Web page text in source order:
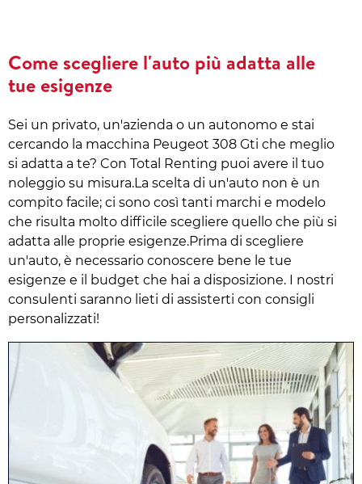
Come scegliere l'auto più adatta alle
tue esigenze
Sei un privato, un'azienda o un autonomo e stai
cercando la macchina Peugeot 308 Gti che meglio
si adatta a te? Con Total Renting puoi avere il tuo
noleggio su misura.La scelta di un'auto non è un
compito facile; ci sono così tanti marchi e modelo
che risulta molto difficile scegliere quello che più si
adatta alle proprie esigenze.Prima di scegliere
un'auto, è necessario conoscere bene le tue
esigenze e il budget che hai a disposizione. I nostri
consulenti saranno lieti di assisterti con consigli
personalizzati!